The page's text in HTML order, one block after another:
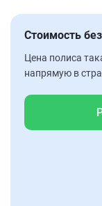
Стоимость
Цена полиса
напрямую в